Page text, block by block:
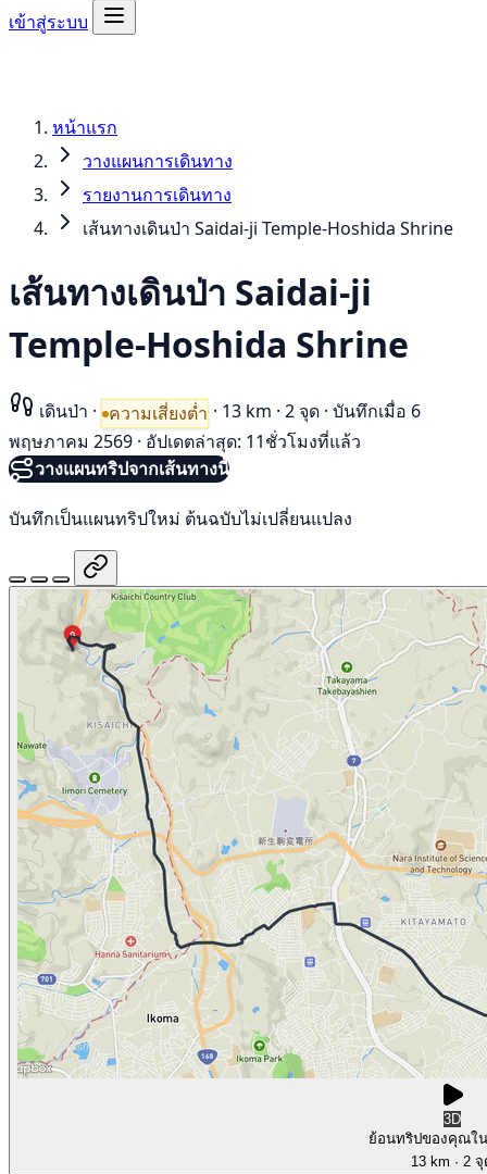
เข้าสู่ระบบ
หน้าแรก
วางแผนการเดินทาง
รายงานการเดินทาง
เส้นทางเดินป่า Saidai-ji Temple-Hoshida Shrine
เส้นทางเดินป่า Saidai-ji
Temple-Hoshida Shrine
เดินป่า · ความเสี่ยงต่ำ · 13 km · 2 จุด · บันทึกเมื่อ 6
พฤษภาคม 2569 · อัปเดตล่าสุด: 11ชั่วโมงที่แล้ว
วางแผนทริปจากเส้นทางนี้
บันทึกเป็นแผนทริปใหม่ ต้นฉบับไม่เปลี่ยนแปลง
3D
ย้อนทริปของคุณใ
13 km · 2